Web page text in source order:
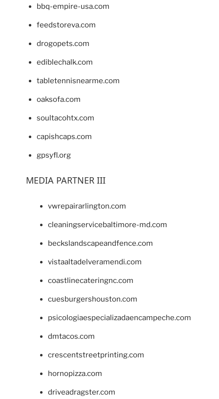
bbq-empire-usa.com
feedstoreva.com
drogopets.com
ediblechalk.com
tabletennisnearme.com
oaksofa.com
soultacohtx.com
capishcaps.com
gpsyfl.org
MEDIA PARTNER III
vwrepairarlington.com
cleaningservicebaltimore-md.com
beckslandscapeandfence.com
vistaaltadelveramendi.com
coastlinecateringnc.com
cuesburgershouston.com
psicologiaespecializadaencampeche.com
dmtacos.com
crescentstreetprinting.com
hornopizza.com
driveadragster.com